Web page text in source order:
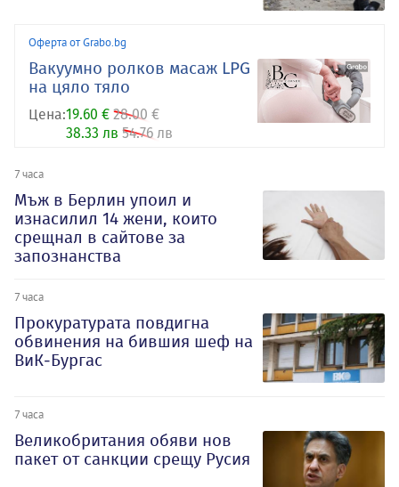
Оферта от Grabo.bg
Вакуумно ролков масаж LPG
на цяло тяло
Цена:19.60 € 28.00 €
38.33 лв 54.76 лв
7 часа
Мъж в Берлин упоил и
изнасилил 14 жени, които
срещнал в сайтове за
запознанства
7 часа
Прокуратурата повдигна
обвинения на бившия шеф на
ВиК-Бургас
7 часа
Великобритания обяви нов
пакет от санкции срещу Русия